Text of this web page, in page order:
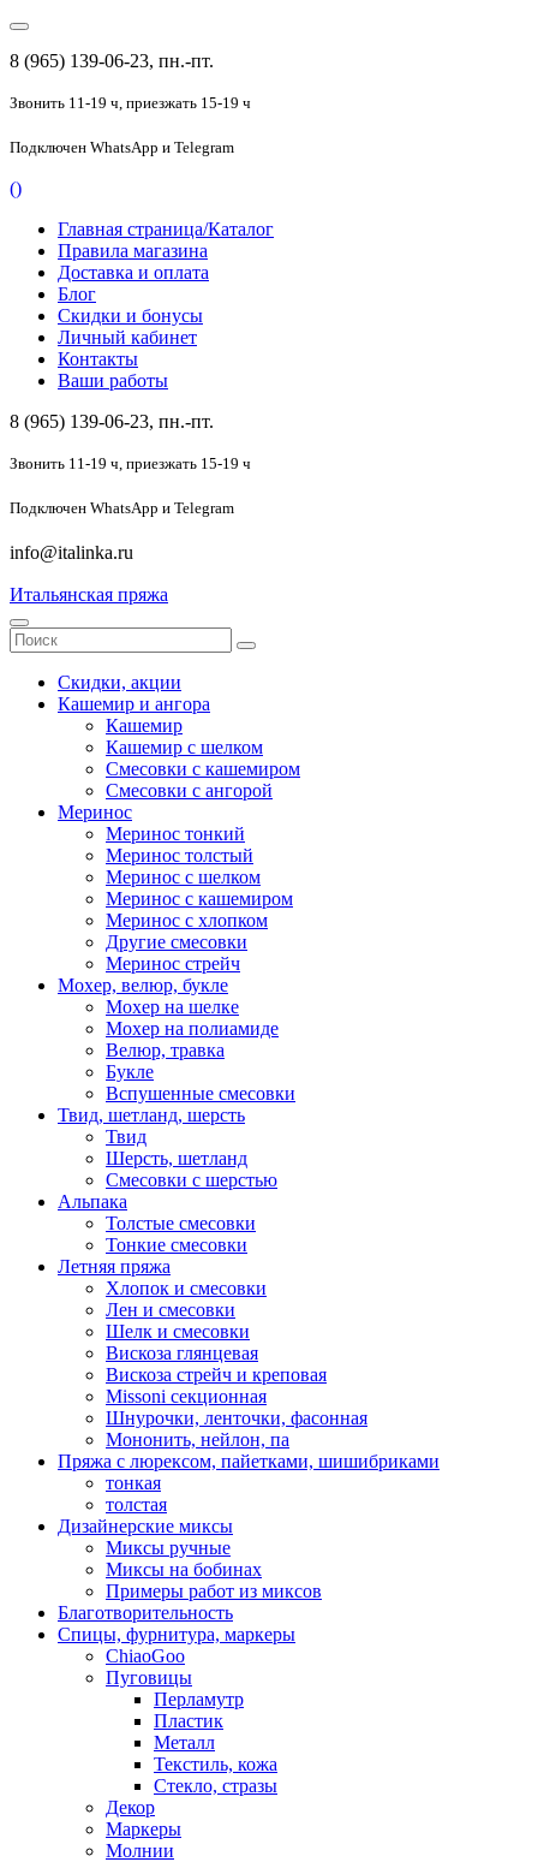
8 (965) 139-06-23, пн.-пт.
Звонить 11-19 ч, приезжать 15-19 ч
Подключен WhatsApp и Telegram
()
Главная страница/Каталог
Правила магазина
Доставка и оплата
Блог
Скидки и бонусы
Личный кабинет
Контакты
Ваши работы
8 (965) 139-06-23, пн.-пт.
Звонить 11-19 ч, приезжать 15-19 ч
Подключен WhatsApp и Telegram
info@italinka.ru
Итальянская пряжа
Скидки, акции
Кашемир и ангора
Кашемир
Кашемир с шелком
Смесовки с кашемиром
Смесовки с ангорой
Меринос
Меринос тонкий
Меринос толстый
Меринос с шелком
Меринос с кашемиром
Меринос с хлопком
Другие смесовки
Меринос стрейч
Мохер, велюр, букле
Мохер на шелке
Мохер на полиамиде
Велюр, травка
Букле
Вспушенные смесовки
Твид, шетланд, шерсть
Твид
Шерсть, шетланд
Смесовки с шерстью
Альпака
Толстые смесовки
Тонкие смесовки
Летняя пряжа
Хлопок и смесовки
Лен и смесовки
Шелк и смесовки
Вискоза глянцевая
Вискоза стрейч и креповая
Missoni секционная
Шнурочки, ленточки, фасонная
Мононить, нейлон, па
Пряжа с люрексом, пайетками, шишибриками
тонкая
толстая
Дизайнерские миксы
Миксы ручные
Миксы на бобинах
Примеры работ из миксов
Благотворительность
Спицы, фурнитура, маркеры
ChiaoGoo
Пуговицы
Перламутр
Пластик
Металл
Текстиль, кожа
Стекло, стразы
Декор
Маркеры
Молнии